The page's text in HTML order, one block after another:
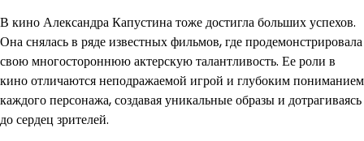
В кино Александра Капустина тоже достигла больших успехов.
Она снялась в ряде известных фильмов, где продемонстрировала
свою многостороннюю актерскую талантливость. Ее роли в
кино отличаются неподражаемой игрой и глубоким пониманием
каждого персонажа, создавая уникальные образы и дотрагиваясь
до сердец зрителей.